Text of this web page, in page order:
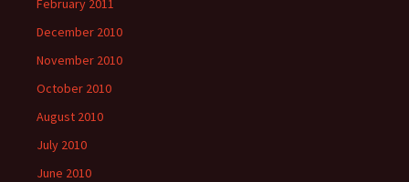
February 2011
December 2010
November 2010
October 2010
August 2010
July 2010
June 2010